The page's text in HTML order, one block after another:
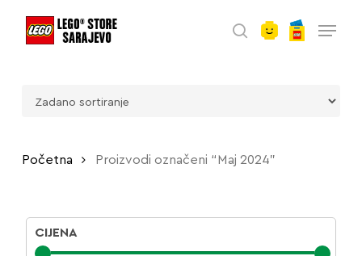
search
Početna Proizvodi označeni “Maj 2024”
CIJENA